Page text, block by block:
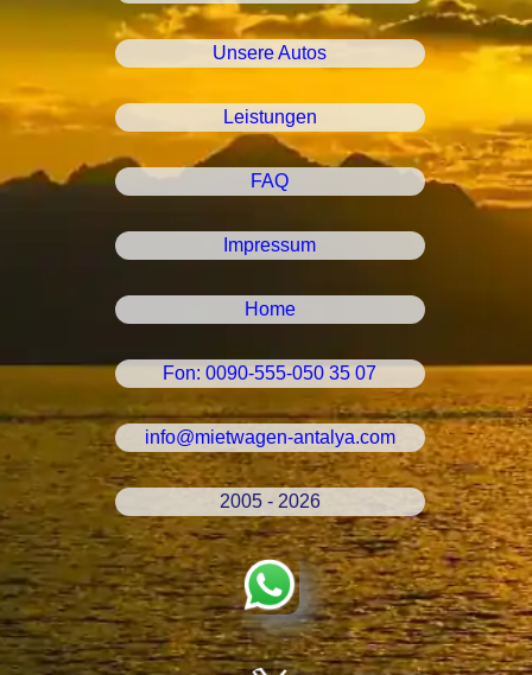
Unsere Autos
Leistungen
FAQ
Impressum
Home
Fon: 0090-555-050 35 07
info@mietwagen-antalya.com
2005 - 2026